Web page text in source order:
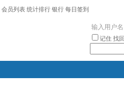
会员列表 统计排行 银行 每日签到
记住 找